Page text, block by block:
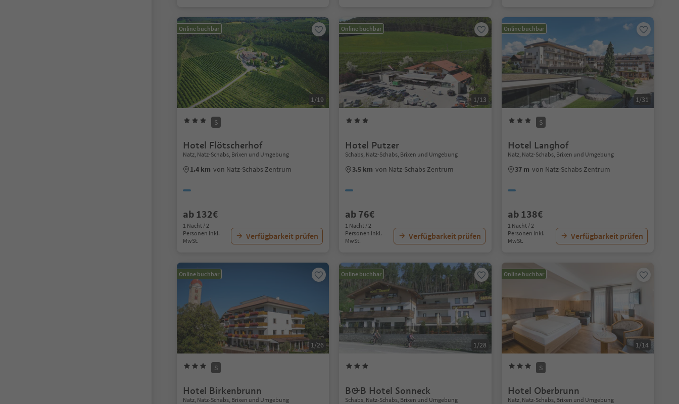
Online buchbar
1/19
S
Hotel Flötscherhof
Natz, Natz-Schabs, Brixen und Umgebung
1.4 km von Natz-Schabs Zentrum
ab 132€
1 Nacht / 2
Personen Inkl.
MwSt.
Verfügbarkeit prüfen
Online buchbar
1/13
Hotel Putzer
Schabs, Natz-Schabs, Brixen und Umgebung
3.5 km von Natz-Schabs Zentrum
ab 76€
1 Nacht / 2
Personen Inkl.
MwSt.
Verfügbarkeit prüfen
Online buchbar
1/31
S
Hotel Langhof
Natz, Natz-Schabs, Brixen und Umgebung
37 m von Natz-Schabs Zentrum
ab 138€
1 Nacht / 2
Personen Inkl.
MwSt.
Verfügbarkeit prüfen
Online buchbar
1/26
S
Hotel Birkenbrunn
Natz, Natz-Schabs, Brixen und Umgebung
Online buchbar
1/28
B&B Hotel Sonneck
Schabs, Natz-Schabs, Brixen und Umgebung
Online buchbar
1/14
S
Hotel Oberbrunn
Natz, Natz-Schabs, Brixen und Umgebung